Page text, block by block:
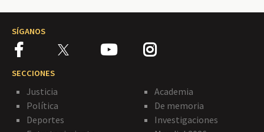
SÍGANOS
SECCIONES
Justicia
Política
Deportes
Academia
De memoria
Investigaciones